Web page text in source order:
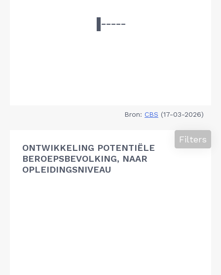
Bron: CBS (17-03-2026)
ONTWIKKELING POTENTIËLE
BEROEPSBEVOLKING, NAAR
OPLEIDINGSNIVEAU
Filters